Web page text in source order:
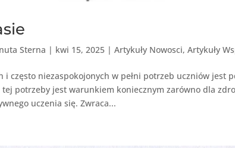
Sterna | kwi 15, 2025 |Artykuły Nowosci,Artykuły
i często niezaspokojonych w pełni potrzeb uczniów jest
tej potrzeby jest warunkiem koniecznym zarówno dla
uczenia się. Zwraca...